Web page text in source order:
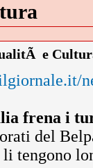
e
frena i
del
tengono